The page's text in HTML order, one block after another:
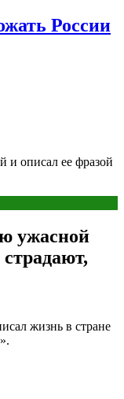
России
и описал ее фразой
ужасной
жизнь в стране